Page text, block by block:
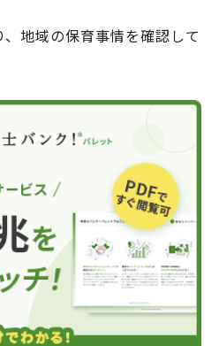
地域の保育事情を確認して